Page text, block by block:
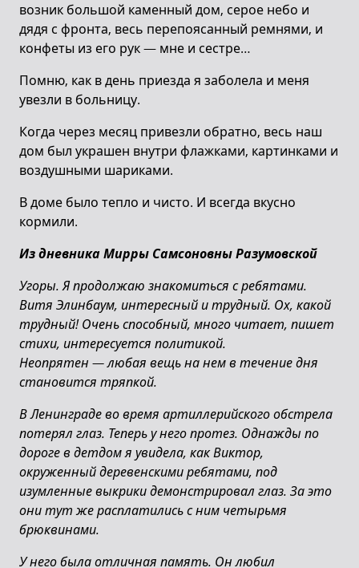
возник большой каменный дом, серое небо и
дядя с фронта, весь перепоясанный ремнями, и
конфеты из его рук — мне и сестре…
Помню, как в день приезда я заболела и меня
увезли в больницу.
Когда через месяц привезли обратно, весь наш
дом был украшен внутри флажками, картинками и
воздушными шариками.
В доме было тепло и чисто. И всегда вкусно
кормили.
Из дневника Мирры Самсоновны Разумовской
Угоры. Я продолжаю знакомиться с ребятами.
Витя Элинбаум, интересный и трудный. Ох, какой
трудный! Очень способный, много читает, пишет
стихи, интересуется политикой.
Неопрятен —любая вещь на нем в течение дня
становится тряпкой.
В Ленинграде во время артиллерийского обстрела
потерял глаз. Теперь у него протез. Однажды по
дороге в детдом я увидела, как Виктор,
окруженный деревенскими ребятами, под
изумленные выкрики демонстрировал глаз. За это
они тут же расплатились с ним четырьмя
брюквинами.
У него была отличная память. Он любил